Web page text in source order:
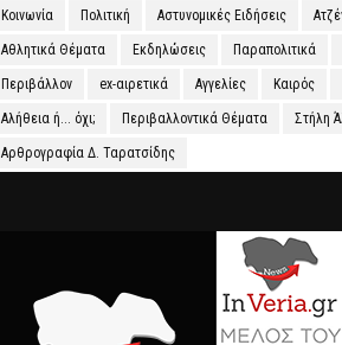
Κοινωνία Πολιτική Αστυνομικές Ειδήσεις
Αθλητικά Θέματα Εκδηλώσεις Παραπολιτικά
Περιβάλλον ex-αιρετικά Αγγελίες Καιρός
Αλήθεια ή... όχι; Περιβαλλοντικά Θέματα Στήλη
Αρθρογραφία Δ. Ταρατσίδης